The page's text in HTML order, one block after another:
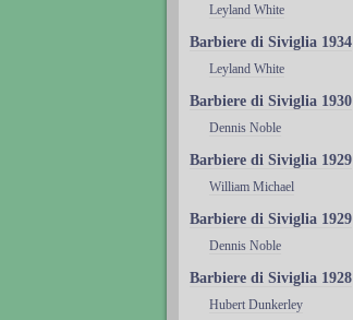
Leyland White
Barbiere di Siviglia 1934
Leyland White
Barbiere di Siviglia 1930
Dennis Noble
Barbiere di Siviglia 1929
William Michael
Barbiere di Siviglia 1929
Dennis Noble
Barbiere di Siviglia 1928
Hubert Dunkerley